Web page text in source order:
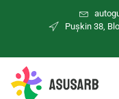
Puşkin 38,